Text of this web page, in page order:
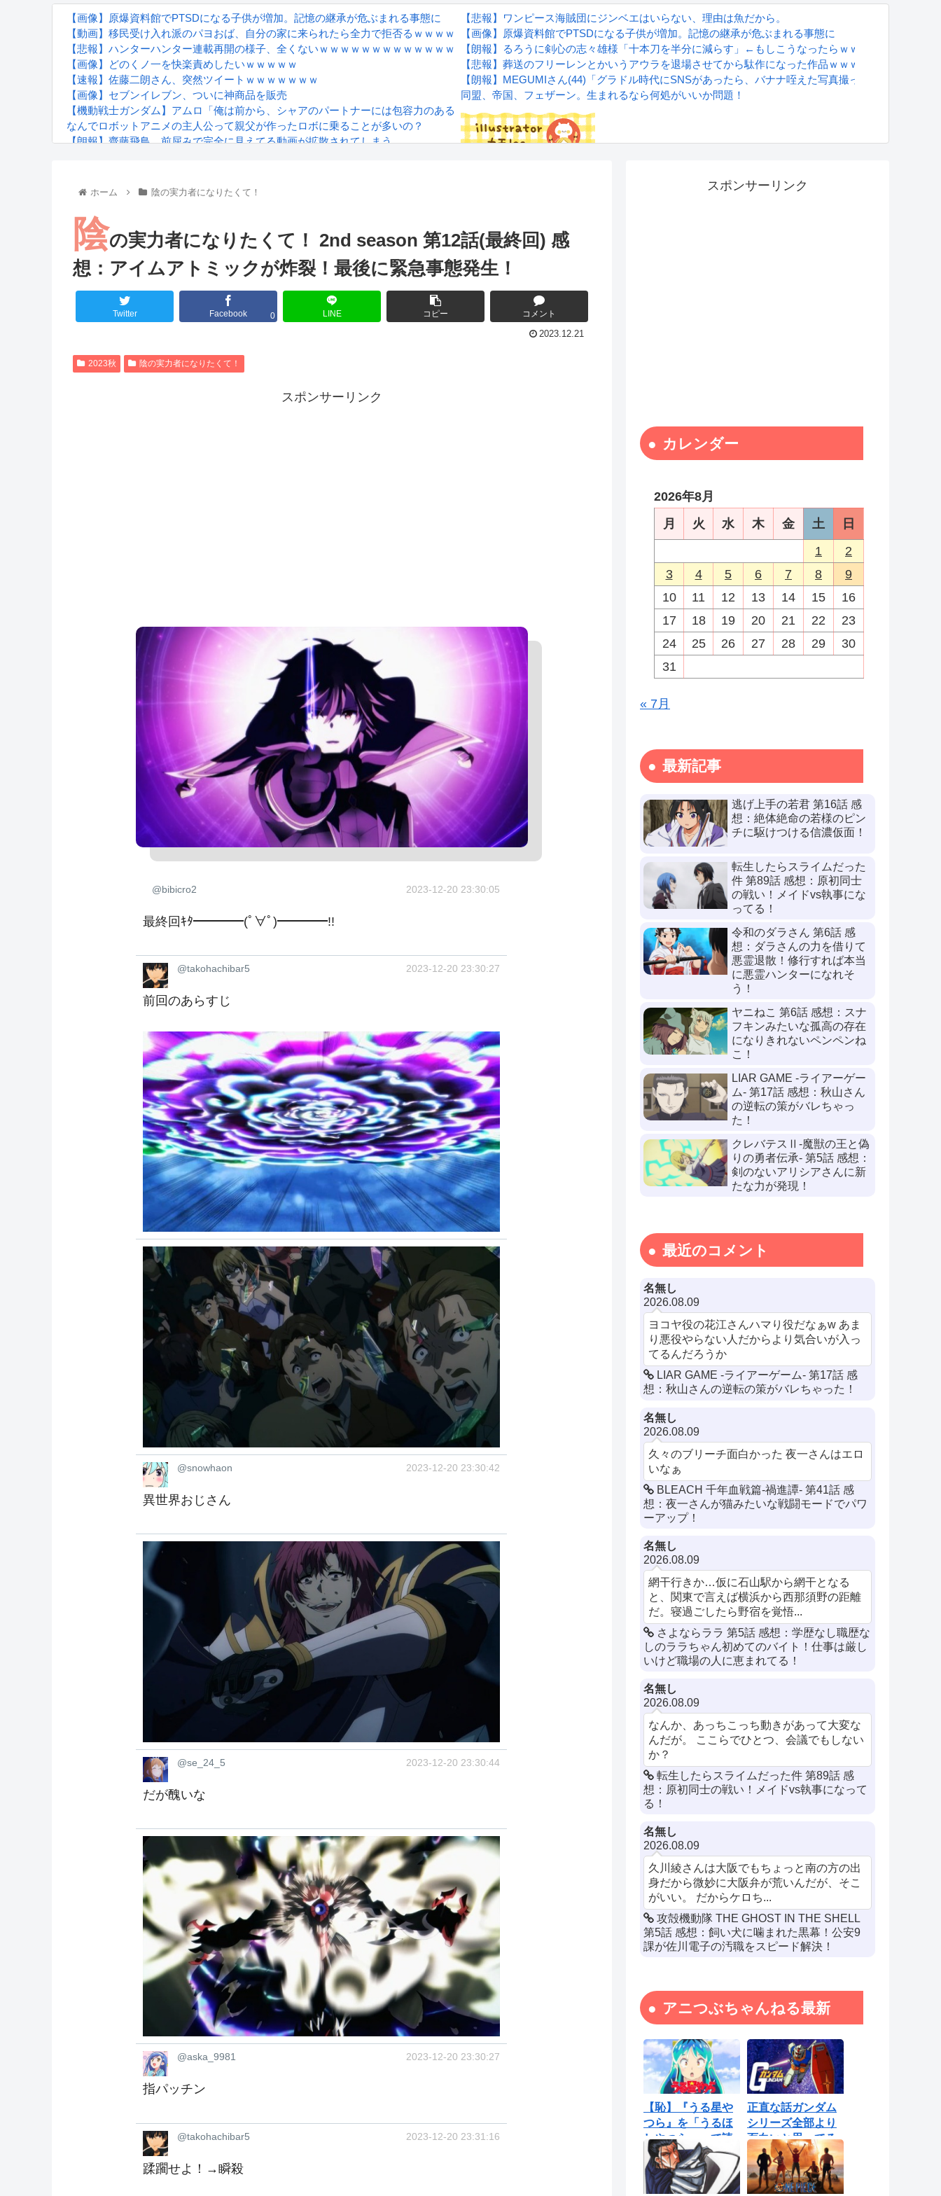
【画像】原爆資料館でPTSDになる子供が増加。記憶の継承が危ぶまれる事態に
【動画】移民受け入れ派のパヨおば、自分の家に来られたら全力で拒否るｗｗｗｗｗｗｗｗｗｗ
【悲報】ハンターハンター連載再開の様子、全くないｗｗｗｗｗｗｗｗｗｗｗｗｗ
【画像】どのくノ一を快楽責めしたいｗｗｗｗｗ
【速報】佐藤二朗さん、突然ツイートｗｗｗｗｗｗｗ
【画像】セブンイレブン、ついに神商品を販売
【機動戦士ガンダム】アムロ「俺は前から、シャアのパートナーには包容力のある女性が良いと思ってました」
なんでロボットアニメの主人公って親父が作ったロボに乗ることが多いの？
【朗報】齋藤飛鳥、前屈みで完全に見えてる動画が拡散されてしまう…
るろうに剣心 -明治剣客浪漫譚- 京都動乱 第33話の感想
Powered by livedoor 相互RSS
【悲報】ワンピース海賊団にジンベエはいらない、理由は魚だから。
【画像】原爆資料館でPTSDになる子供が増加。記憶の継承が危ぶまれる事態に
【朗報】るろうに剣心の志々雄様「十本刀を半分に減らす」←もしこうなったらｗｗｗ
【悲報】葬送のフリーレンとかいうアウラを退場させてから駄作になった作品ｗｗｗｗｗ
【朗報】MEGUMIさん(44)「グラドル時代にSNSがあったら、バナナ咥えた写真撮ってたと思う」
同盟、帝国、フェザーン。生まれるなら何処がいいか問題！
ホーム 陰の実力者になりたくて！
陰の実力者になりたくて！ 2nd season 第12話(最終回) 感
想：アイムアトミックが炸裂！最後に緊急事態発生！
Twitter Facebook 0 LINE コピー コメント
2023.12.21
2023秋 陰の実力者になりたくて！
スポンサーリンク
@bibicro2 2023-12-20 23:30:05
最終回ｷﾀ━━━━(ﾟ∀ﾟ)━━━━!!
@takohachibar5 2023-12-20 23:30:27
前回のあらすじ
@snowhaon 2023-12-20 23:30:42
異世界おじさん
@se_24_5 2023-12-20 23:30:44
だが醜いな
@aska_9981 2023-12-20 23:30:27
指パッチン
@takohachibar5 2023-12-20 23:31:16
蹂躙せよ！→瞬殺
スポンサーリンク
カレンダー
2026年8月
月
火 水 木 金 土
日
1
2
3
4 5 6 7 8
9
10
11 12 13 14 15
16
17
18 19 20 21 22
23
24
25 26 27 28 29
30
31
« 7月
最新記事
逃げ上手の若君 第16話 感
想：絶体絶命の若様のピン
チに駆けつける信濃仮面！
転生したらスライムだった
件 第89話 感想：原初同士
の戦い！メイドvs執事にな
ってる！
令和のダラさん 第6話 感
想：ダラさんの力を借りて
悪霊退散！修行すれば本当
に悪霊ハンターになれそ
う！
ヤニねこ 第6話 感想：スナ
フキンみたいな孤高の存在
になりきれないペンペンね
こ！
LIAR GAME -ライアーゲー
ム- 第17話 感想：秋山さん
の逆転の策がバレちゃっ
た！
クレバテスⅡ-魔獣の王と偽
りの勇者伝承- 第5話 感想：
剣のないアリシアさんに新
たな力が発現！
最近のコメント
名無し
2026.08.09
ヨコヤ役の花江さんハマり役だなぁw あま
り悪役やらない人だからより気合いが入っ
てるんだろうか
LIAR GAME -ライアーゲーム- 第17話 感
想：秋山さんの逆転の策がバレちゃった！
名無し
2026.08.09
久々のブリーチ面白かった 夜一さんはエロ
いなぁ
BLEACH 千年血戦篇-禍進譚- 第41話 感
想：夜一さんが猫みたいな戦闘モードでパワ
ーアップ！
名無し
2026.08.09
網干行きか…仮に石山駅から網干となる
と、関東で言えば横浜から西那須野の距離
だ。寝過ごしたら野宿を覚悟...
さよならララ 第5話 感想：学歴なし職歴な
しのララちゃん初めてのバイト！仕事は厳し
いけど職場の人に恵まれてる！
名無し
2026.08.09
なんか、あっちこっち動きがあって大変な
んだが。 ここらでひとつ、会議でもしない
か？
転生したらスライムだった件 第89話 感
想：原初同士の戦い！メイドvs執事になって
る！
名無し
2026.08.09
久川綾さんは大阪でもちょっと南の方の出
身だから微妙に大阪弁が荒いんだが、そこ
がいい。 だからケロち...
攻殻機動隊 THE GHOST IN THE SHELL
第5話 感想：飼い犬に噛まれた黒幕！公安9
課が佐川電子の汚職をスピード解決！
アニつぶちゃんねる最新
【恥】『うる星や
つら』を「うるほ
しやつら」って読
んでたわ…勘...
正直な話ガンダム
シリーズ全部より
面白いと思ってる
ロボットアニ...